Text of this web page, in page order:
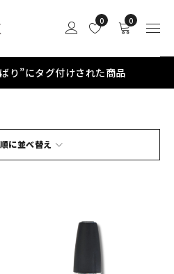
0
0
り”にタグ付けされた商品
に並べ替え